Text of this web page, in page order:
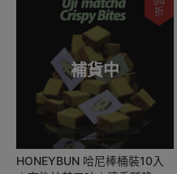
補貨中
折
HONEYBUN 哈尼棒桶裝10入